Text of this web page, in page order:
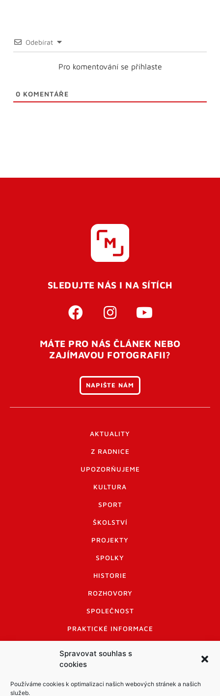
Spravovat souhlas s
cookies
Používáme cookies k optimalizaci našich webových stránek a našich
služeb.
Odebírat
Pro komentování se přihlaste
0 KOMENTÁŘE
SLEDUJTE NÁS I NA SÍTÍCH
MÁTE PRO NÁS ČLÁNEK NEBO
ZAJÍMAVOU FOTOGRAFII?
NAPIŠTE NÁM
AKTUALITY
Z RADNICE
UPOZORŇUJEME
KULTURA
SPORT
ŠKOLSTVÍ
PROJEKTY
SPOLKY
HISTORIE
ROZHOVORY
SPOLEČNOST
PRAKTICKÉ INFORMACE
INFORMACE A KODEX DISKUTUJÍCÍCH
LOGO A LOGO MANUÁL